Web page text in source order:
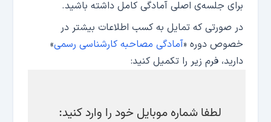
برای جلسه‌ی اصلی آمادگی کامل داشته باشید.
در صورتی که تمایل به کسب اطلاعات بیشتر در
خصوص دوره‌ «آمادگی مصاحبه کارشناسی رسمی»
دارید، فرم زیر را تکمیل کنید: